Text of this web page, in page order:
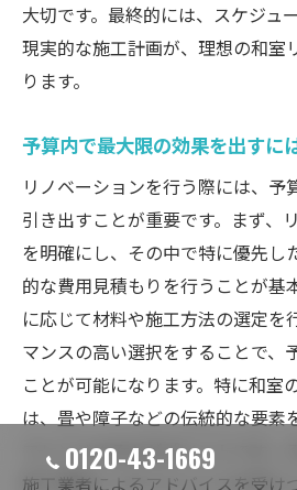
大切です。最終的には、スケジュ
現実的な施工計画が、理想の和室
ります。
予算内で最大限の効果を出すに
リノベーションを行う際には、予
引き出すことが重要です。まず、
を明確にし、その中で特に優先し
的な費用見積もりを行うことが基
に応じて材料や施工方法の選定を
マンスの高い選択をすることで、
ことが可能になります。特に和室
は、畳や障子などの伝統的な要素
アレンジするかがポイントです。
施工業者によるアドバイスを受け
0120-43-1669